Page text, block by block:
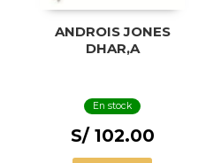
ANDROIS JONES
DHAR,A
En stock
S/ 102.00